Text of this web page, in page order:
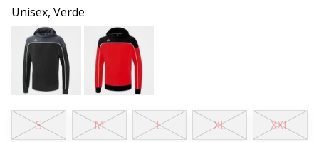
te
ayudarán
elegir
el
regalo
Encuentra…
Unisex, Verde
S M L XL XXL